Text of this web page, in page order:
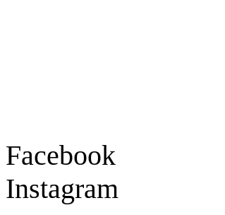
Facebook
Instagram